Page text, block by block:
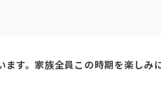
す。家族全員この時期を楽しみ